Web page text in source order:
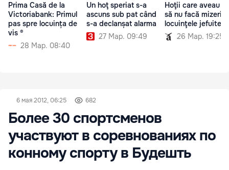
Prima Casă de la
Victoriabank: Primul
pas spre locuința de
vis ®
28 Мар. 08:40
Un hoţ speriat s-a
ascuns sub pat când
s-a declanșat alarma
27 Мар. 09:49
Hoţii care aveau
să nu facă mizerie
locuinţele jefuite
26 Мар. 19:25
6 мая 2012, 06:25 682
Более 30 спортсменов
участвуют в соревнованиях по
конному спорту в Будешть